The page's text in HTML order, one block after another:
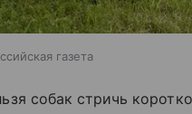
газета
собак стричь